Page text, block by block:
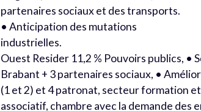
partenaires sociaux et des transports.
• Anticipation des mutations
industrielles.
Ouest Resider 11,2 % Pouvoirs publics, •
Brabant + 3 partenaires sociaux, •
(1 et 2) et 4 patronat, secteur formation et
associatif, chambre avec la demande des